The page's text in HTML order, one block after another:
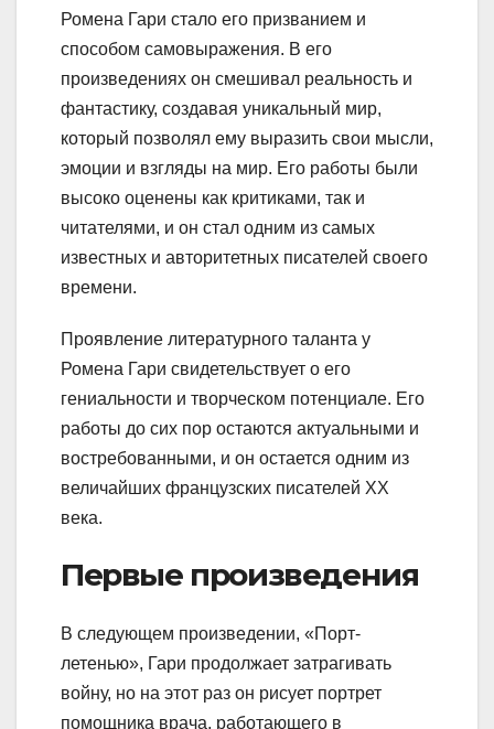
Ромена Гари стало его призванием и
способом самовыражения. В его
произведениях он смешивал реальность и
фантастику, создавая уникальный мир,
который позволял ему выразить свои мысли,
эмоции и взгляды на мир. Его работы были
высоко оценены как критиками, так и
читателями, и он стал одним из самых
известных и авторитетных писателей своего
времени.
Проявление литературного таланта у
Ромена Гари свидетельствует о его
гениальности и творческом потенциале. Его
работы до сих пор остаются актуальными и
востребованными, и он остается одним из
величайших французских писателей XX
века.
Первые произведения
В следующем произведении, «Порт-
летенью», Гари продолжает затрагивать
войну, но на этот раз он рисует портрет
помощника врача, работающего в